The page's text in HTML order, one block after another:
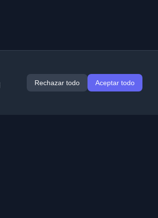
Rechazar todo Aceptar todo